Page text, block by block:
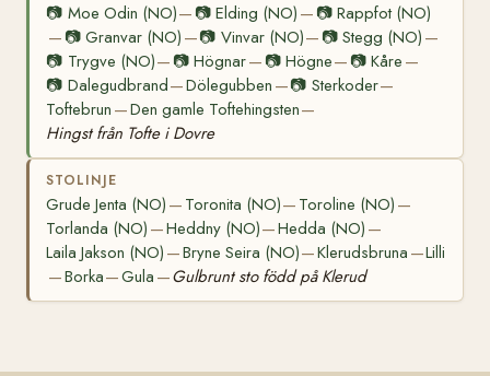
📷 Moe Odin (NO)— 📷Elding (NO) — 📷 Rappfot (NO)
— 📷Granvar (NO) —📷 Vinvar (NO)— 📷Stegg (NO) —
📷 Trygve (NO)— 📷Högnar— 📷 Högne— 📷 Kåre —
📷 Dalegudbrand—Dölegubben —📷 Sterkoder—
Toftebrun —Den gamle Toftehingsten—
Hingst från Tofte i Dovre
STOLINJE
Grude Jenta (NO) — Toronita (NO)— Toroline (NO) —
Torlanda (NO) —Heddny (NO)—Hedda (NO) —
Laila Jakson (NO) —Bryne Seira (NO)—Klerudsbruna —Lilli
—Borka—Gula —Gulbrunt sto född på Klerud